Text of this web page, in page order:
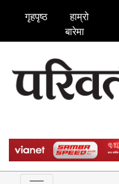
गृहपृष्ठ
हाम्रो
बारेमा